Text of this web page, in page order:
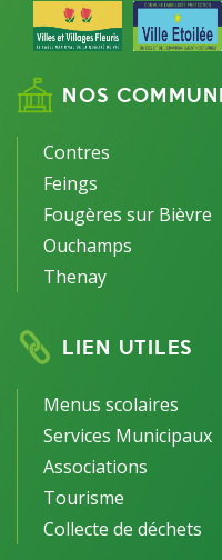
NOS
Contres
Feings
Fougères sur Bièvre
Ouchamps
Thenay
LIEN UTILES
Menus scolaires
Services Municipaux
Associations
Tourisme
Collecte de déchets